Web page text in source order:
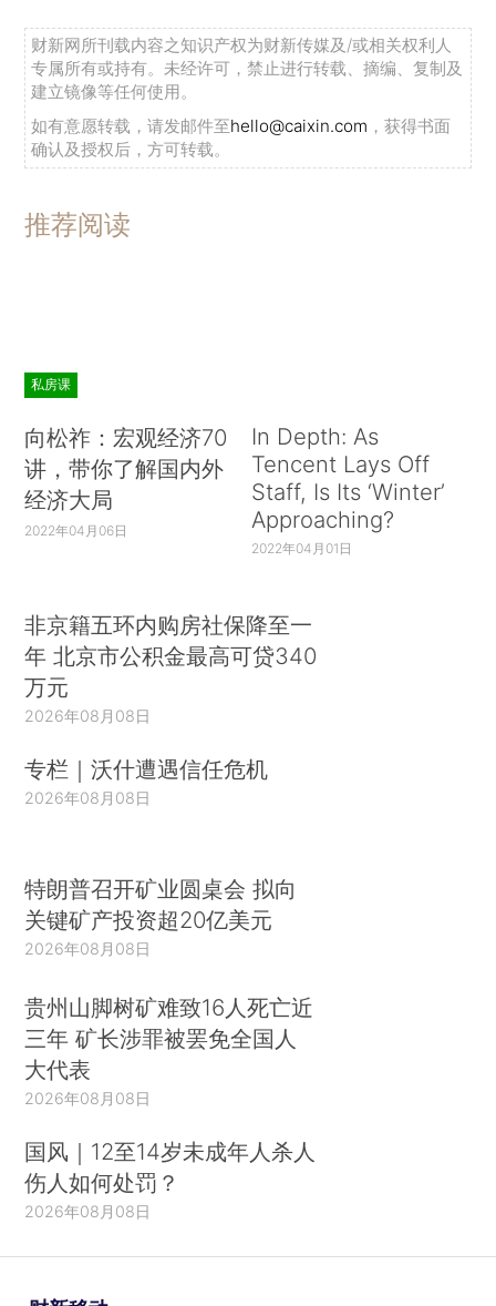
财新网所刊载内容之知识产权为财新传媒及/或相关权利人
专属所有或持有。未经许可，禁止进行转载、摘编、复制及
建立镜像等任何使用。
如有意愿转载，请发邮件至hello@caixin.com ，获得书面
确认及授权后，方可转载。
推荐阅读
私房课
向松祚：宏观经济70
讲，带你了解国内外
经济大局
2022年04月06日
In Depth: As
Tencent Lays Off
Staff, Is Its ‘Winter’
Approaching?
2022年04月01日
非京籍五环内购房社保降至一
年 北京市公积金最高可贷340
万元
2026年08月08日
专栏｜沃什遭遇信任危机
2026年08月08日
特朗普召开矿业圆桌会 拟向
关键矿产投资超20亿美元
2026年08月08日
贵州山脚树矿难致16人死亡近
三年 矿长涉罪被罢免全国人
大代表
2026年08月08日
国风｜12至14岁未成年人杀人
伤人如何处罚？
2026年08月08日